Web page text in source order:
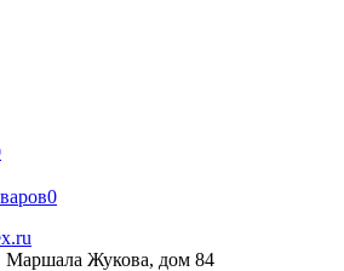
0
Маршала Жукова, дом 84